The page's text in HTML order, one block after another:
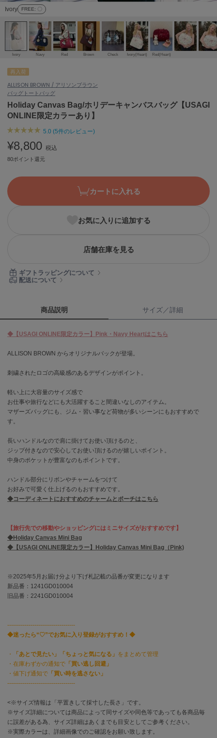
/ランジェリー (127)
ェア (119)
(124)
AMOMMA
アモマ
ánuans
アニュアンス
ànuke
アンヌーク
ASICS
アシックス
Ballelite
バレリット
バンドリヤー
Barbour
バブアー
Calvin Klein
カルバン・クライン
セロン
Clarks Premium
COLE HAAN
コール ハーン
コンバース
DANSKIN
エイミー イストワール
emmi
emmi atelier
エミ アトリエ
ETRÉ TOKYO
エトレトウキョウ
ey
アイ
FILA
フィラ
FRAY I.D
Ivory FREE: 〇
Ivory Navy Red Brown Check Ivory(Heart) Red(Heart)
再入荷
ALLISON BROWN / アリソンブラウン
バッグ トートバッグ
Holiday Canvas Bag/ホリデーキャンバスバッグ【USAGI
ONLINE限定カラーあり】
5.0 (5件のレビュー)
¥8,800 税込
80ポイント還元
カートに入れる
お気に入りに追加する
店舗在庫を見る
ギフトラッピングについて
配送について
商品説明 サイズ／詳細
◆【USAGI ONLINE限定カラー】Pink・Navy Heartはこちら
ALLISON BROWN からオリジナルバックが登場。
刺繍されたロゴの高級感のあるデザインがポイント。
軽い上に大容量のサイズ感で
お仕事や旅行などにも大活躍すること間違いなしのアイテム。
マザーズバッグにも、ジム・習い事など荷物が多いシーンにもおすすめで
す。
長いハンドルなので肩に掛けてお使い頂けるのと、
ジップ付きなので安心してお使い頂けるのが嬉しいポイント。
中身のポケットが豊富なのもポイントです。
ハンドル部分にリボンやチャームをつけて
お好みで可愛く仕上げるのもおすすめです。
◆コーディネートにおすすめのチャームとポーチはこちら
【旅行先での移動やショッピングにはミニサイズがおすすめです】
◆Holiday Canvas Mini Bag
◆【USAGI ONLINE限定カラー】Holiday Canvas Mini Bag（Pink)
※2025年5月お届け分より下げ札記載の品番が変更になります
新品番：1241GD010004
旧品番：2241GD010004
-----------------------------------
◆迷ったら“♡”でお気に入り登録がおすすめ！◆
・ 「あとで見たい」「ちょっと気になる」 をまとめて管理
・在庫わずかの通知で 「買い逃し回避」
・値下げ通知で 「買い時を逃さない」
-----------------------------------
<※サイズ情報は「平置きして採寸した長さ」です。
※サイズ詳細については商品によって同サイズや同色等であっても各商品毎
に誤差がある為、サイズ詳細はあくまでも目安としてご参考ください。
※実際カラーは、詳細画像でのご確認をお願い致します。